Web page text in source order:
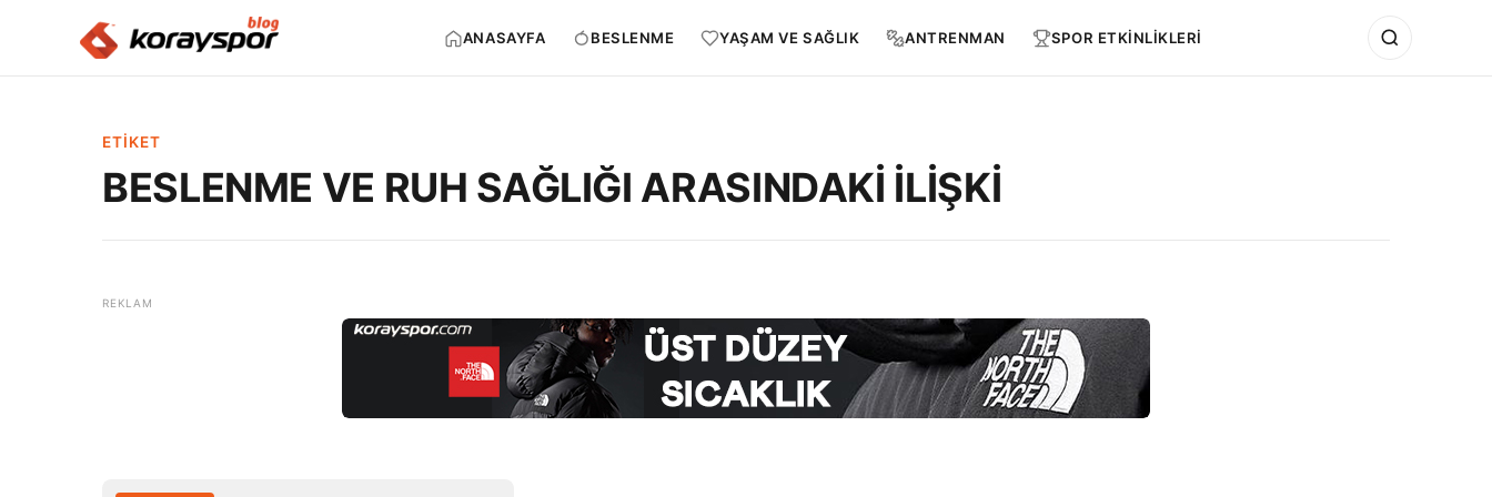
ANASAYFA BESLENME YAŞAM VE SAĞLIK ANTRENMAN SPOR ETKİNLİKLERİ
ETIKET
BESLENME VE RUH SAĞLIĞI ARASINDAKİ İLİŞKİ